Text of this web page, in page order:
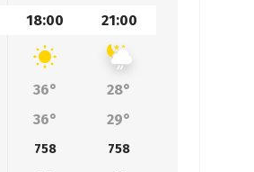
18:00 21:00
36°
28°
36° 29°
758
758